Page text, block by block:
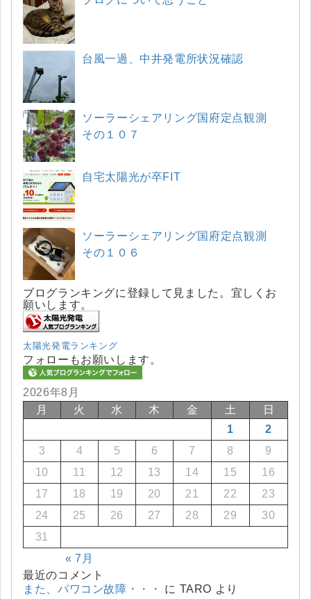
台風一過、中井発電所状況確認
ソーラーシェアリング国府定点観測
その１０７
自宅太陽光が卒FIT
ソーラーシェアリング国府定点観測
その１０６
ブログランキングに登録して見ました。宜しくお
願いします。
太陽光発電ランキング
フォローもお願いします。
2026年8月
月
火 水 木 金 土 日
« 7月
1
2
3
4 5 6 7 8
9
10
11 12 13 14 15
16
17
18 19 20 21 22
23
24
25 26 27 28 29
30
31
最近のコメント
また、パワコン故障・・・
に TARO より